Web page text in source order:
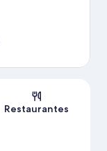
Restaurantes